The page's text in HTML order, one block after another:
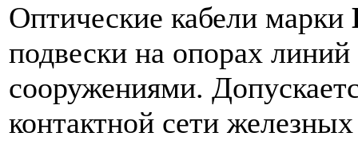
Оптические кабели марки
подвески на опорах
сооружениями.
контактной сети